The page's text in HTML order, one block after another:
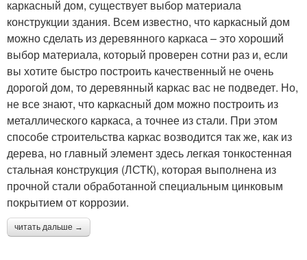
каркасный дом, существует выбор материала
конструкции здания. Всем известно, что каркасный дом
можно сделать из деревянного каркаса – это хороший
выбор материала, который проверен сотни раз и, если
вы хотите быстро построить качественный не очень
дорогой дом, то деревянный каркас вас не подведет. Но,
не все знают, что каркасный дом можно построить из
металлического каркаса, а точнее из стали. При этом
способе строительства каркас возводится так же, как из
дерева, но главный элемент здесь легкая тонкостенная
стальная конструкция (ЛСТК), которая выполнена из
прочной стали обработанной специальным цинковым
покрытием от коррозии.
читать дальше →